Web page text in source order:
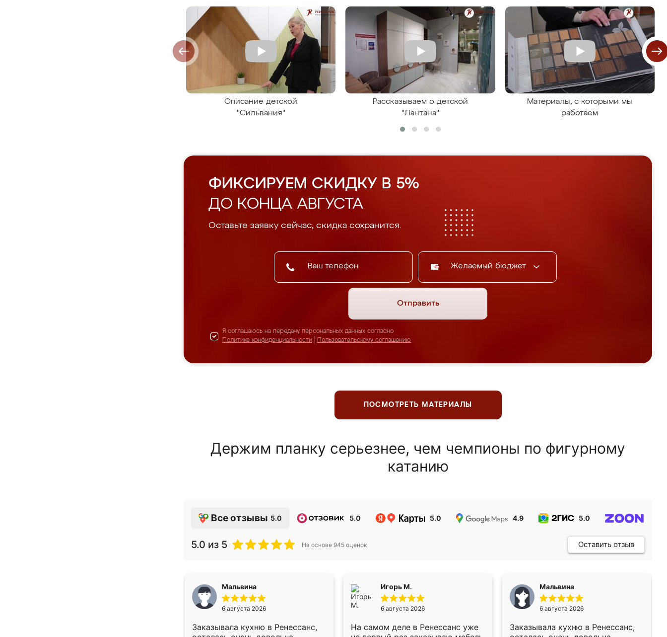
Описание детской
"Сильвания"
Рассказываем о детской
"Лантана"
Материалы, с которыми мы
работаем
ФИКСИРУЕМ СКИДКУ В 5%
ДО КОНЦА АВГУСТА
Оставьте заявку сейчас, скидка сохранится.
Желаемый бюджет
Отправить
Я соглашаюсь на передачу персональных данных согласно
Политике конфиденциальности
Пользовательскому соглашению
ПОСМОТРЕТЬ МАТЕРИАЛЫ
Держим планку серьезнее, чем чемпионы по фигурному
катанию
Все отзывы 5.0 5.0 5.0 4.9 5.0
5.0 из 5 На основе 945 оценок Оставить отзыв
Мальвина
6 августа 2026
Заказывала кухню в Ренессанс,
Игорь М.
6 августа 2026
На самом деле в Ренессанс уже
Мальвина
6 августа 2026
Заказывала кухню в Ренессанс,